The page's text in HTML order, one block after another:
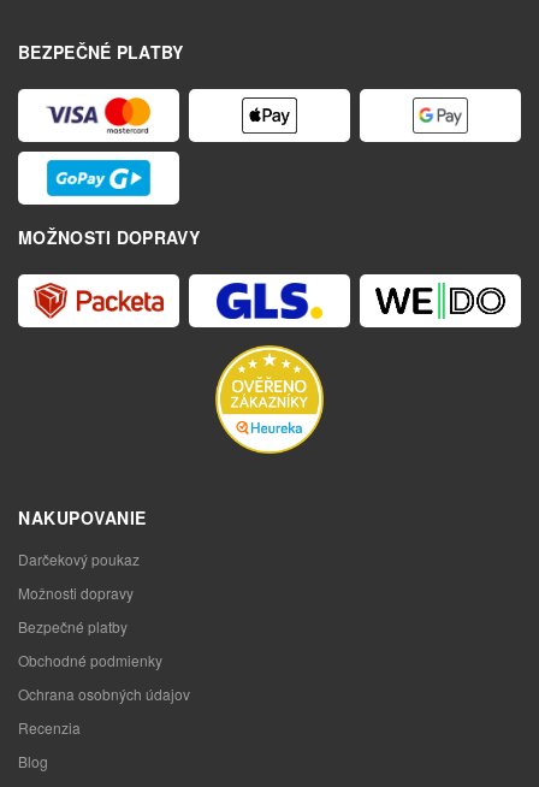
BEZPEČNÉ PLATBY
MOŽNOSTI DOPRAVY
NAKUPOVANIE
Darčekový poukaz
Možnosti dopravy
Bezpečné platby
Obchodné podmienky
Ochrana osobných údajov
Recenzia
Blog